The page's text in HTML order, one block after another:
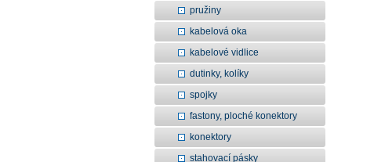
pružiny
kabelová oka
kabelové vidlice
dutinky, kolíky
spojky
fastony, ploché konektory
konektory
stahovací pásky